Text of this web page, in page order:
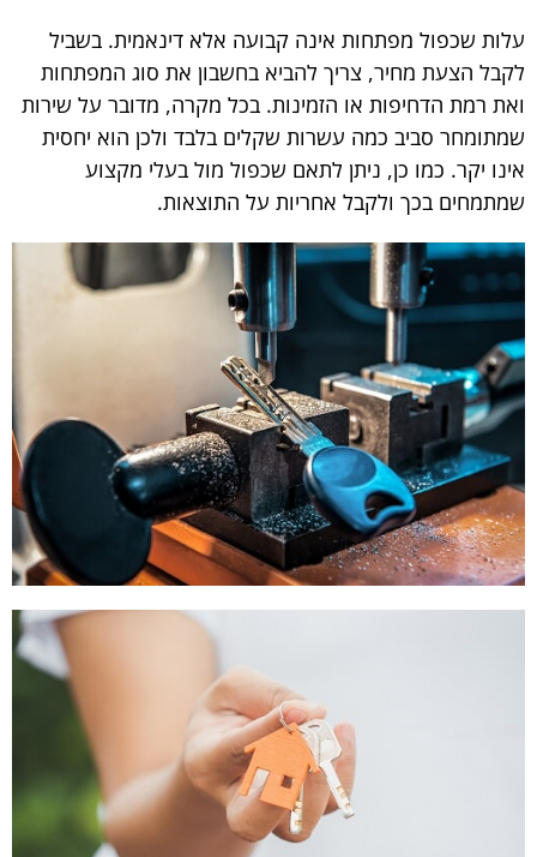
עלות שכפול מפתחות אינה קבועה אלא דינאמית. בשביל
לקבל הצעת מחיר, צריך להביא בחשבון את סוג המפתחות
ואת רמת הדחיפות או הזמינות. בכל מקרה, מדובר על שירות
שמתומחר סביב כמה עשרות שקלים בלבד ולכן הוא יחסית
אינו יקר. כמו כן, ניתן לתאם שכפול מול בעלי מקצוע
שמתמחים בכך ולקבל אחריות על התוצאות.